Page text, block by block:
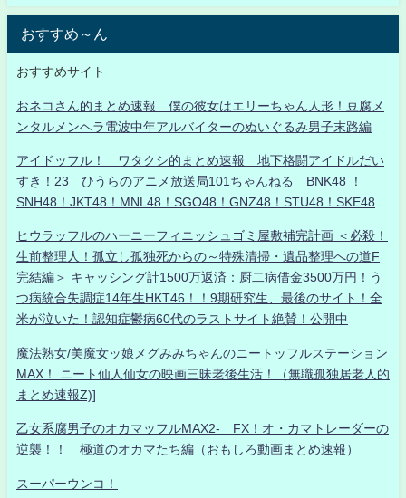
おすすめ～ん
おすすめサイト
おネコさん的まとめ速報 僕の彼女はエリーちゃん人形！豆腐メ
ンタルメンヘラ電波中年アルバイターのぬいぐるみ男子末路編
アイドッフル！ ワタクシ的まとめ速報 地下格闘アイドルだい
すき！23 ひうらのアニメ放送局101ちゃんねる BNK48 ！
SNH48！JKT48！MNL48！SGO48！GNZ48！STU48！SKE48
ヒウラッフルのハーニーフィニッシュゴミ屋敷補完計画 ＜必殺！
生前整理人！孤立し孤独死からの～特殊清掃・遺品整理への道F
完結編＞ キャッシング計1500万返済：厨二病借金3500万円！う
つ病統合失調症14年生HKT46！！9期研究生、最後のサイト！全
米が泣いた！認知症鬱病60代のラストサイト絶賛！公開中
魔法熟女/美魔女ッ娘メグみみちゃんのニートッフルステーション
MAX！ ニート仙人仙女の映画三昧老後生活！（無職孤独居老人的
まとめ速報Z)]
乙女系腐男子のオカマッフルMAX2- FX！オ・カマトレーダーの
逆襲！！ 極道のオカマたち編（おもしろ動画まとめ速報）
スーパーウンコ！